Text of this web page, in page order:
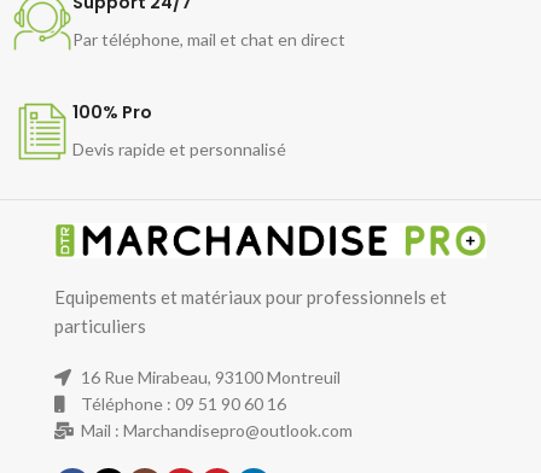
Par téléphone, mail et chat en direct
100% Pro
Devis rapide et personnalisé
Equipements et matériaux pour professionnels et
particuliers
16 Rue Mirabeau, 93100 Montreuil
Téléphone : 09 51 90 60 16
Mail : Marchandisepro@outlook.com